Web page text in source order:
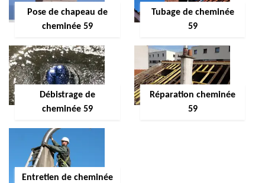
Pose de chapeau de
cheminée 59
Tubage de cheminée
59
Débistrage de
cheminée 59
Réparation cheminée
59
Entretien de cheminée